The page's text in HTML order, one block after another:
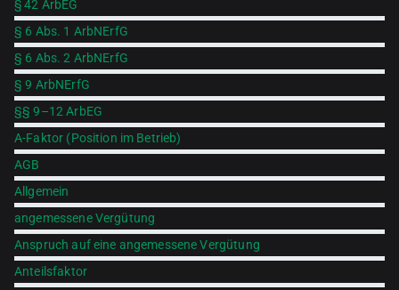
§ 42 ArbEG
§ 6 Abs. 1 ArbNErfG
§ 6 Abs. 2 ArbNErfG
§ 9 ArbNErfG
§§ 9–12 ArbEG
A-Faktor (Position im Betrieb)
AGB
Allgemein
angemessene Vergütung
Anspruch auf eine angemessene Vergütung
Anteilsfaktor